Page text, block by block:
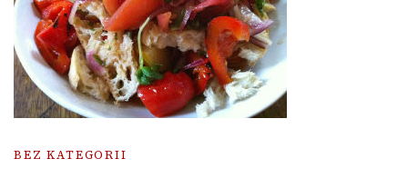
BEZ KATEGORII